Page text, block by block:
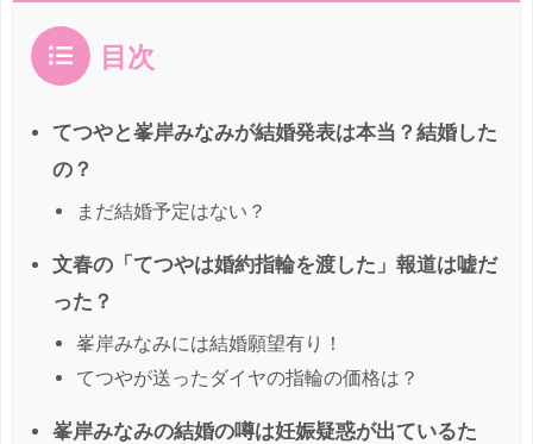
目次
てつやと峯岸みなみが結婚発表は本当？結婚した
の？
まだ結婚予定はない？
文春の「てつやは婚約指輪を渡した」報道は嘘だ
った？
峯岸みなみには結婚願望有り！
てつやが送ったダイヤの指輪の価格は？
峯岸みなみの結婚の噂は妊娠疑惑が出ているた